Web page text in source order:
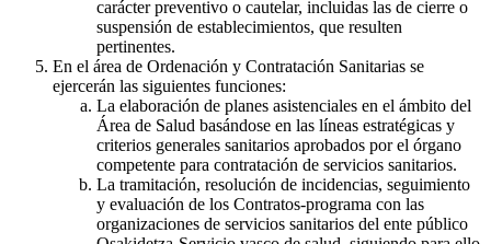
carácter preventivo o cautelar, incluidas las de cierre o
suspensión de establecimientos, que resulten
pertinentes.
En el área de Ordenación y Contratación Sanitarias se
ejercerán las siguientes funciones:
La elaboración de planes asistenciales en el ámbito del
Área de Salud basándose en las líneas estratégicas y
criterios generales sanitarios aprobados por el órgano
competente para contratación de servicios sanitarios.
La tramitación, resolución de incidencias, seguimiento
y evaluación de los Contratos-programa con las
organizaciones de servicios sanitarios del ente público